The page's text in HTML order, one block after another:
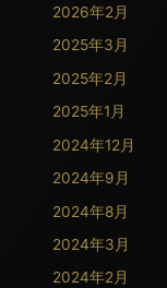
2026年2月
2025年3月
2025年2月
2025年1月
2024年12月
2024年9月
2024年8月
2024年3月
2024年2月